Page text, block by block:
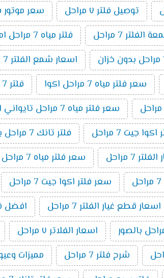
توصيل فلتر ٧ مراحل
سعر موتور
7 مراحل
فلتر مياه 7 مراحل امريكي tornado
اسعار شمع الفلتر 7 مراحل تايواني
سعر فلتر مياه 7 مراحل اكوا
فلتر 7 مراحل تايواني
سعر فلتر مياه 7 مراحل تايواني امريكي 2019
جيت 7 مراحل
فلتر تانك 7 مراحل بالتقسيط
7 مراحل
سعر فلتر مياه 7 مراحل تايواني 2020
سعر فلتر اكوا جيت 7 مراحل
اسعار قطع غيار الفلتر 7 مراحل
افضل
اسعار الفلاتر ٧ مراحل
شرح فلتر 7 مراحل
مميزات وعيوب